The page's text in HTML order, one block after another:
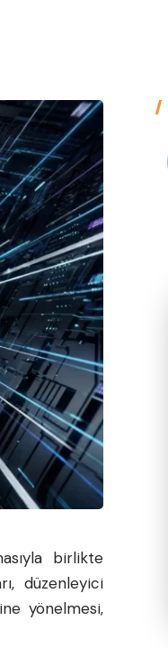
birlikte
düzenleyici
yönelmesi,